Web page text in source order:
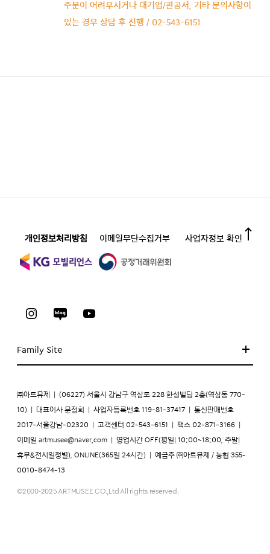
주문이 어려우시거나 대기업/관공서, 기타 문의사항이
있는 경우 상담 후 진행 / 02-543-6151
Family Site
개인정보처리방침 이메일무단수집거부 사업자정보 확인
㈜아트뮤제 (06227) 서울시 강남구 역삼로 228 한성빌딩 2층(역삼동 770-
10) 대표이사 문정희 사업자등록번호 119-81-37417 통신판매번호
2017-서울강남-02320 고객센터 02-543-6151 팩스 02-871-3166
이메일 artmusee@naver.com 영업시간 OFF(평일| 10:00~18:00, 주말|
휴무&전시일정별), ONLINE(365일 24시간) 예금주 ㈜아트뮤제 / 농협 355-
0010-8474-13
©2000-2025 ARTMUSEE CO.,Ltd All rights reserved.